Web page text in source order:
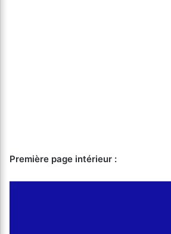
Première page intérieur :